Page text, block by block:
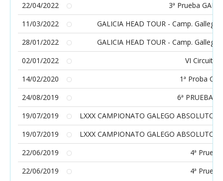
22/04/2022
3ª Prueba
11/03/2022
GALICIA HEAD TOUR - Camp.
28/01/2022
GALICIA HEAD TOUR - Camp.
02/01/2022
VI Circuito
14/02/2020
1ª Proba
24/08/2019
6ª PRUEBA
19/07/2019
LXXX CAMPIONATO GALEGO ABSOLUTO/
19/07/2019
LXXX CAMPIONATO GALEGO ABSOLUTO/
22/06/2019
4ª
22/06/2019
4ª